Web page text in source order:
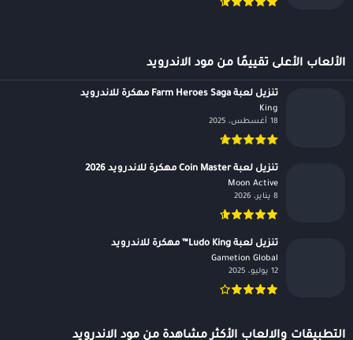
الألعاب الأعلى تقييمًا من مود الاندرويد
تنزيل لعبة Farm Heroes Saga مهكرة للاندرويد
King‏
18 أغسطس، 2025
تنزيل لعبة Coin Master مهكرة للاندرويد 2026
Moon Active‏
8 يناير، 2026
تنزيل لعبة Ludo King™ مهكرة للاندرويد
Gametion Global‏
12 يوليو، 2025
التطبيقات والالعاب الأكثر مشاهدة من مود الاندرويد